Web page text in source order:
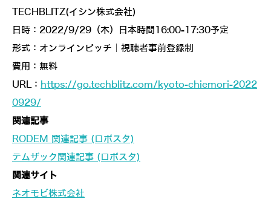
TECHBLITZ(イシン株式会社)
日時：2022/9/29（木）日本時間16:00-17:30予定
形式：オンラインピッチ｜視聴者事前登録制
費用：無料
URL： https://go.techblitz.com/kyoto-chiemori-2022
0929/
関連記事
RODEM 関連記事 (ロボスタ)
テムザック関連記事 (ロボスタ)
関連サイト
ネオモビ株式会社